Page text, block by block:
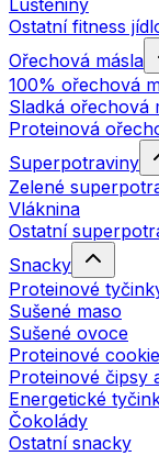
Luštěniny
Ostatní fitness
Ořechová másla
100% ořechová
Sladká ořechová
Proteinová
Superpotraviny
Zelené
Vláknina
Ostatní
Snacky
Proteinové
Sušené maso
Sušené ovoce
Proteinové
Proteinové čipsy
Energetické
Čokolády
Ostatní snacky